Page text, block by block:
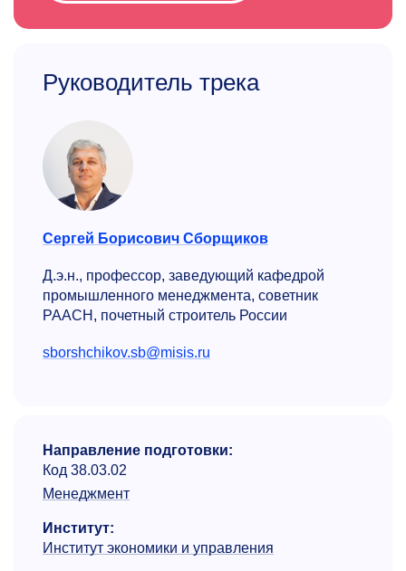
Руководитель трека
Сергей Борисович Сборщиков
Д.э.н., профессор, заведующий кафедрой
промышленного менеджмента, советник
РААСН, почетный строитель России
sborshchikov.sb@misis.ru
Направление подготовки:
Код 38.03.02
Менеджмент
Институт:
Институт экономики и управления